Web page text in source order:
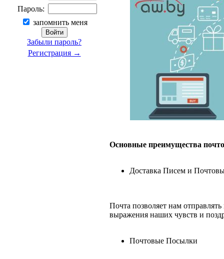
Пароль:
запомнить меня
Забыли пароль?
Регистрация →
Основные преимущества
Доставка Писем и
Почта позволяет нам
выражения наших чувств и
Почтовые Посылки